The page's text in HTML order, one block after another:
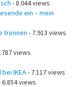
- 8.044 views
ein – mein
trennen - 7.913 views
views
IKEA - 7.117 views
6.854 views